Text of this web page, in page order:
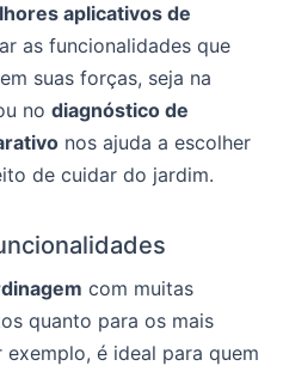
aplicativos de
as funcionalidades que
suas forças, seja na
no diagnóstico de
nos ajuda a escolher
de cuidar do jardim.
com muitas
quanto para os mais
exemplo, é ideal para quem